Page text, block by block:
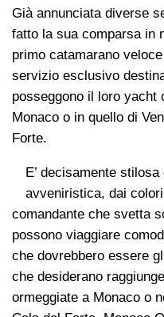
Già annunciata diverse
fatto la sua comparsa in
primo catamarano
servizio esclusivo
posseggono il loro yacht
Monaco o in quello di
Forte.
E’ decisamente
avveniristica, dai
comandante che svetta
possono viaggiare
che dovrebbero essere
che desiderano
ormeggiate a Monaco o